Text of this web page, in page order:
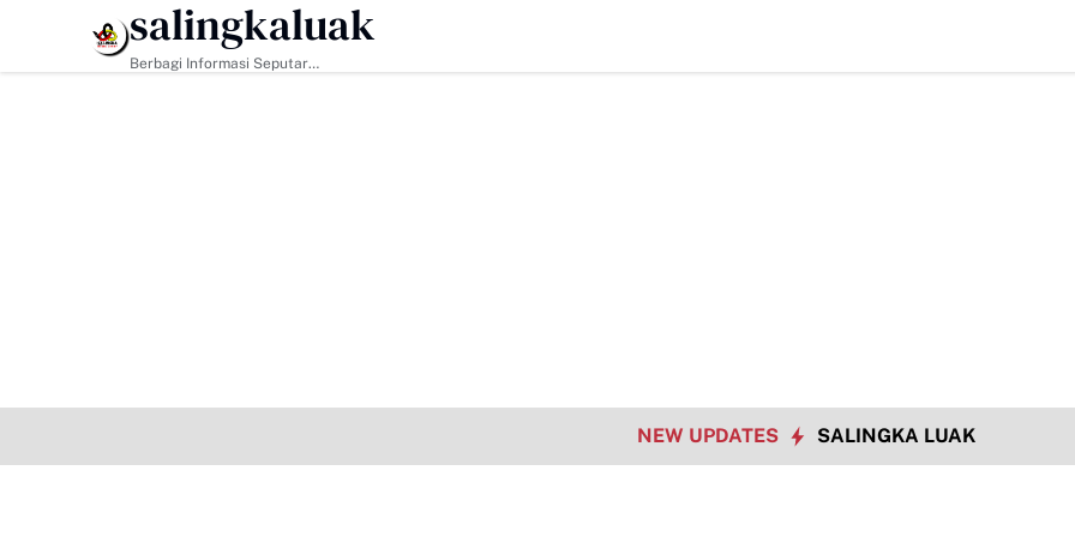
HEADLINE
Warga Harau Kian Mendekati TuntasTigo Kayo FC Boyong Piala Walikota Payakumbuh Lewat Drama Adu Pinalti Pemko Payakumbuh
salingkaluak
Berbagi Informasi Seputar
NEW UPDATES SALINGKA LUAK